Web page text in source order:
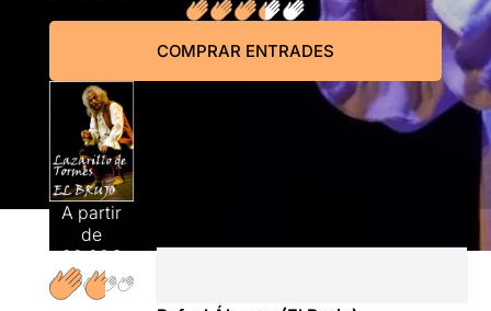
COMPRAR ENTRADES
A partir
de
22,00€